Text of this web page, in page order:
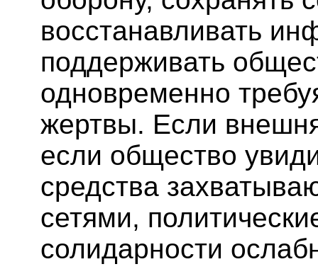
восстанавливать
поддерживать
одновременно
жертвы. Если
если общество
средства
сетями,
солидарности